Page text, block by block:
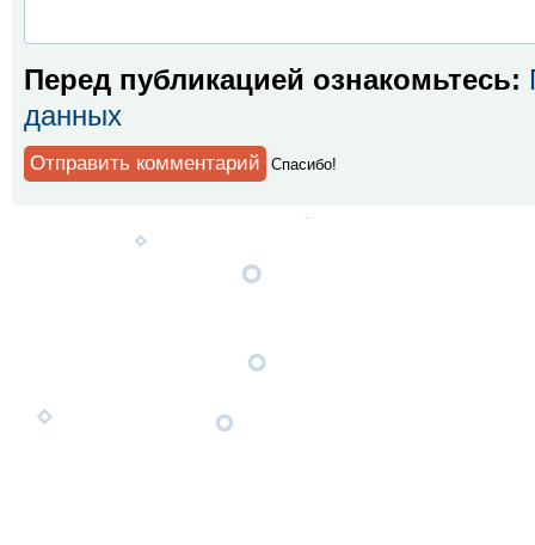
Перед публикацией ознакомьтесь:
данных
Спaсибо!